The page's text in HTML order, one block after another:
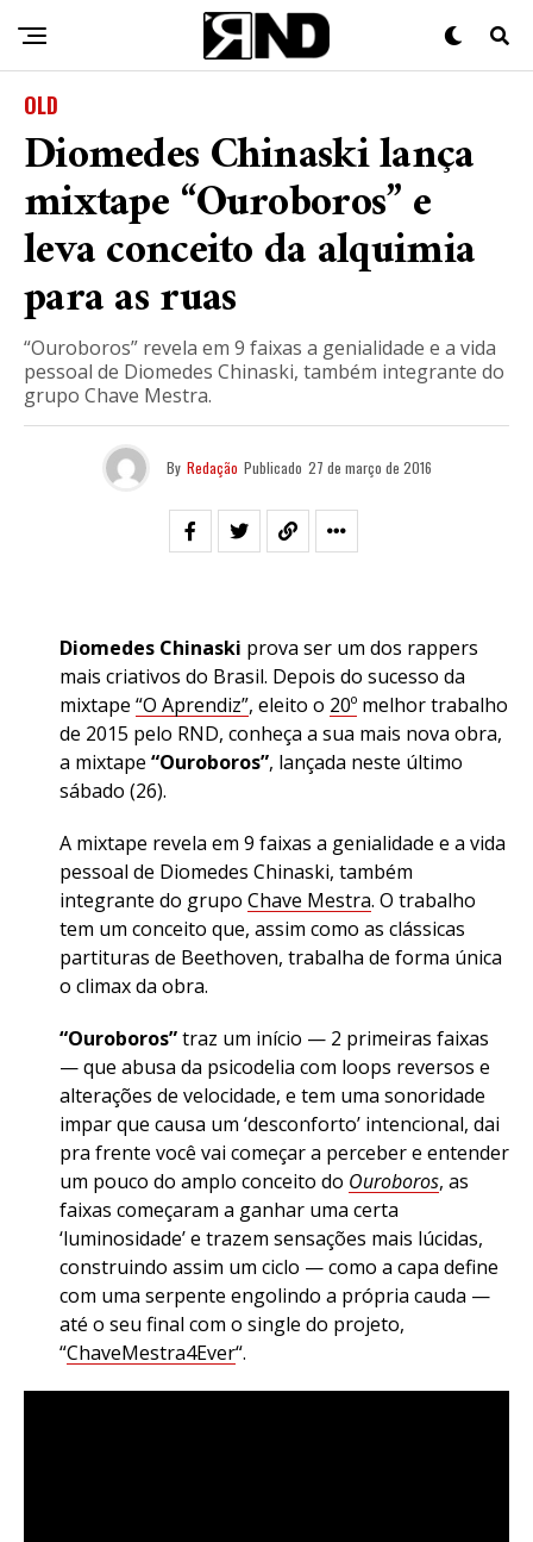
OLD
Diomedes Chinaski lança
mixtape “Ouroboros” e
leva conceito da alquimia
para as ruas
“Ouroboros” revela em 9 faixas a genialidade e a vida
pessoal de Diomedes Chinaski, também integrante do
grupo Chave Mestra.
By Redação Publicado 27 de março de 2016
Diomedes Chinaski prova ser um dos rappers
mais criativos do Brasil. Depois do sucesso da
mixtape “O Aprendiz”, eleito o 20º melhor trabalho
de 2015 pelo RND, conheça a sua mais nova obra,
a mixtape “Ouroboros”, lançada neste último
sábado (26).
A mixtape revela em 9 faixas a genialidade e a vida
pessoal de Diomedes Chinaski, também
integrante do grupo Chave Mestra. O trabalho
tem um conceito que, assim como as clássicas
partituras de Beethoven, trabalha de forma única
o climax da obra.
“Ouroboros”traz um início — 2 primeiras faixas
— que abusa da psicodelia com loops reversos e
alterações de velocidade, e tem uma sonoridade
impar que causa um ‘desconforto’ intencional, dai
pra frente você vai começar a perceber e entender
um pouco do amplo conceito do Ouroboros, as
faixas começaram a ganhar uma certa
‘luminosidade’ e trazem sensações mais lúcidas,
construindo assim um ciclo — como a capa define
com uma serpente engolindo a própria cauda —
até o seu final com o single do projeto,
“ChaveMestra4Ever“.